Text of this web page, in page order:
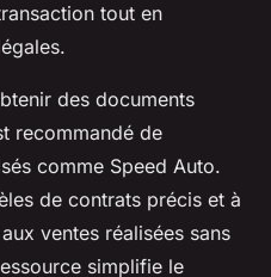
tout en
des documents
recommandé de
comme Speed Auto.
de contrats précis et à
ventes réalisées sans
simplifie le